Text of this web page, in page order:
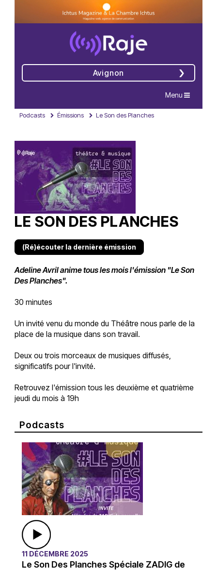
Avignon
Navigation
Menu
Podcasts Émissions Le Son des Planches
LE SON DES PLANCHES
(Ré)écouter la dernière émission
Adeline Avril anime tous les mois l'émission "Le Son
Des Planches".
30 minutes
Un invité venu du monde du Théâtre nous parle de la
place de la musique dans son travail.
Deux ou trois morceaux de musiques diffusés,
significatifs pour l'invité.
Retrouvez l'émission tous les deuxième et quatrième
jeudi du mois à 19h
Podcasts
11 DÉCEMBRE 2025
Le Son Des Planches Spéciale ZADIG de